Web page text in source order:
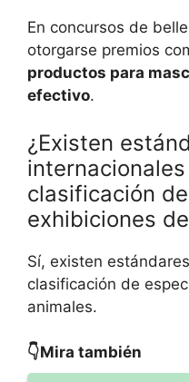
En concursos de
otorgarse premios
productos para
efectivo.
¿Existen
clasificación
exhibiciones
Sí, existen
clasificación de
animales.
👇Mira también